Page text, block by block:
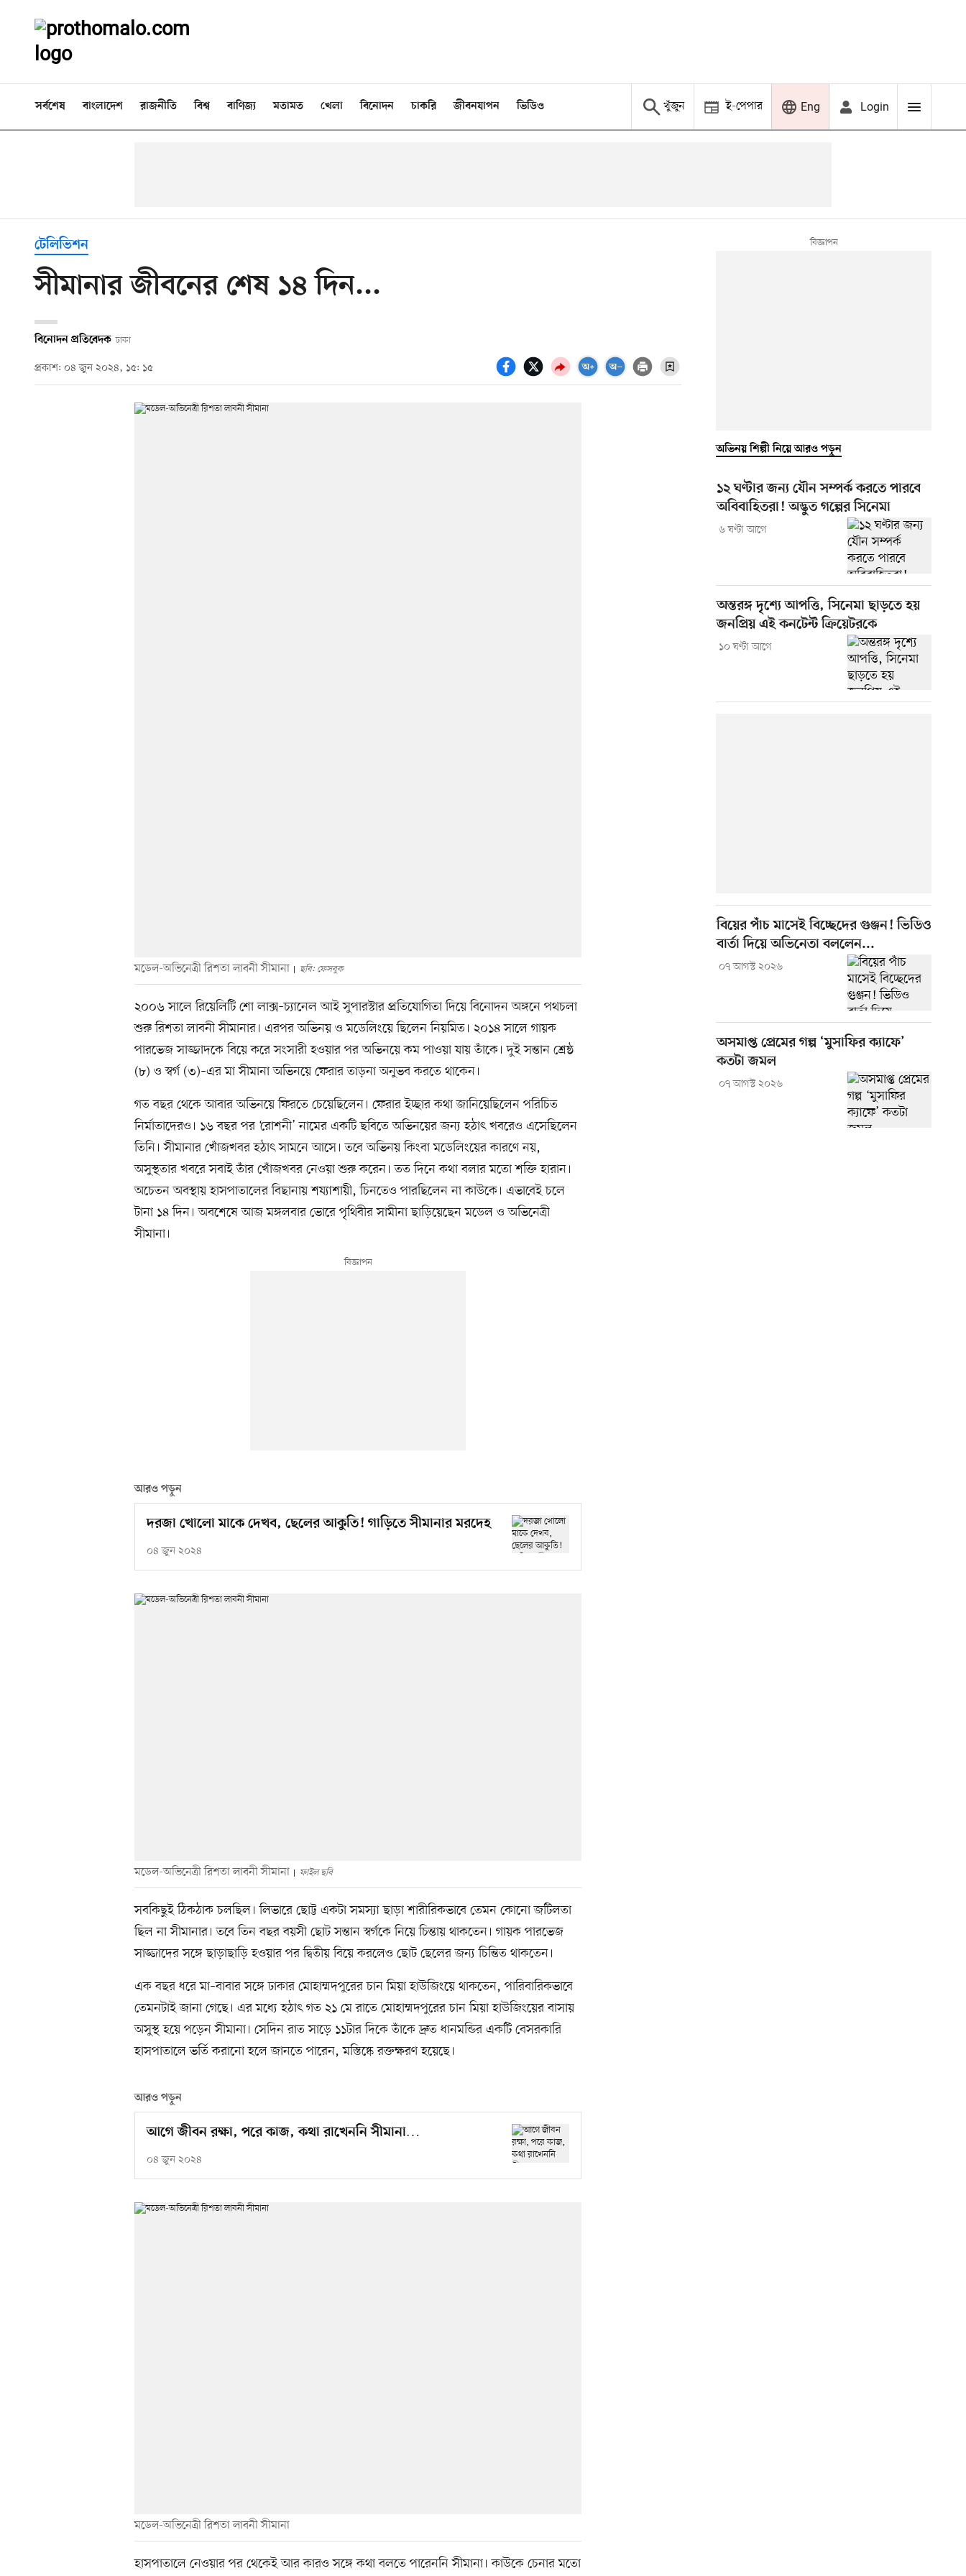
সর্বশেষ বাংলাদেশ রাজনীতি বিশ্ব বাণিজ্য মতামত খেলা বিনোদন চাকরি জীবনযাপন ভিডিও খুঁজুন ই-পেপার Eng Login
টেলিভিশন
সীমানার জীবনের শেষ ১৪ দিন...
বিনোদন প্রতিবেদক ঢাকা
প্রকাশ: ০৪ জুন ২০২৪, ১৫: ১৫
মডেল-অভিনেত্রী রিশতা লাবনী সীমানা ছবি: ফেসবুক
২০০৬ সালে রিয়েলিটি শো লাক্স–চ্যানেল আই সুপারস্টার প্রতিযোগিতা দিয়ে বিনোদন অঙ্গনে পথচলা
শুরু রিশতা লাবনী সীমানার। এরপর অভিনয় ও মডেলিংয়ে ছিলেন নিয়মিত। ২০১৪ সালে গায়ক
পারভেজ সাজ্জাদকে বিয়ে করে সংসারী হওয়ার পর অভিনয়ে কম পাওয়া যায় তাঁকে। দুই সন্তান শ্রেষ্ঠ
(৮) ও স্বর্গ (৩)–এর মা সীমানা অভিনয়ে ফেরার তাড়না অনুভব করতে থাকেন।
গত বছর থেকে আবার অভিনয়ে ফিরতে চেয়েছিলেন। ফেরার ইচ্ছার কথা জানিয়েছিলেন পরিচিত
নির্মাতাদেরও। ১৬ বছর পর ‘রোশনী’ নামের একটি ছবিতে অভিনয়ের জন্য হঠাৎ খবরেও এসেছিলেন
তিনি। সীমানার খোঁজখবর হঠাৎ সামনে আসে। তবে অভিনয় কিংবা মডেলিংয়ের কারণে নয়,
অসুস্থতার খবরে সবাই তাঁর খোঁজখবর নেওয়া শুরু করেন। তত দিনে কথা বলার মতো শক্তি হারান।
অচেতন অবস্থায় হাসপাতালের বিছানায় শয্যাশায়ী, চিনতেও পারছিলেন না কাউকে। এভাবেই চলে
টানা ১৪ দিন। অবশেষে আজ মঙ্গলবার ভোরে পৃথিবীর সামীনা ছাড়িয়েছেন মডেল ও অভিনেত্রী
সীমানা।
আরও পড়ুন
দরজা খোলো মাকে দেখব, ছেলের আকুতি! গাড়িতে সীমানার মরদেহ
০৪ জুন ২০২৪
মডেল-অভিনেত্রী রিশতা লাবনী সীমানা ফাইল ছবি
সবকিছুই ঠিকঠাক চলছিল। লিভারে ছোট্ট একটা সমস্যা ছাড়া শারীরিকভাবে তেমন কোনো জটিলতা
ছিল না সীমানার। তবে তিন বছর বয়সী ছোট সন্তান স্বর্গকে নিয়ে চিন্তায় থাকতেন। গায়ক পারভেজ
সাজ্জাদের সঙ্গে ছাড়াছাড়ি হওয়ার পর দ্বিতীয় বিয়ে করলেও ছোট ছেলের জন্য চিন্তিত থাকতেন।
এক বছর ধরে মা–বাবার সঙ্গে ঢাকার মোহাম্মদপুরের চান মিয়া হাউজিংয়ে থাকতেন, পারিবারিকভাবে
তেমনটাই জানা গেছে। এর মধ্যে হঠাৎ গত ২১ মে রাতে মোহাম্মদপুরের চান মিয়া হাউজিংয়ের বাসায়
অসুস্থ হয়ে পড়েন সীমানা। সেদিন রাত সাড়ে ১১টার দিকে তাঁকে দ্রুত ধানমন্ডির একটি বেসরকারি
হাসপাতালে ভর্তি করানো হলে জানতে পারেন, মস্তিষ্কে রক্তক্ষরণ হয়েছে।
আরও পড়ুন
আগে জীবন রক্ষা, পরে কাজ, কথা রাখেননি সীমানা…
০৪ জুন ২০২৪
মডেল-অভিনেত্রী রিশতা লাবনী সীমানা
হাসপাতালে নেওয়ার পর থেকেই আর কারও সঙ্গে কথা বলতে পারেননি সীমানা। কাউকে চেনার মতো
অভিনয় শিল্পী নিয়ে আরও পড়ুন
১২ ঘণ্টার জন্য যৌন সম্পর্ক করতে পারবে
অবিবাহিতরা! অদ্ভুত গল্পের সিনেমা
৬ ঘণ্টা আগে
অন্তরঙ্গ দৃশ্যে আপত্তি, সিনেমা ছাড়তে হয়
জনপ্রিয় এই কনটেন্ট ক্রিয়েটরকে
১০ ঘণ্টা আগে
বিয়ের পাঁচ মাসেই বিচ্ছেদের গুঞ্জন! ভিডিও
বার্তা দিয়ে অভিনেতা বললেন...
০৭ আগস্ট ২০২৬
অসমাপ্ত প্রেমের গল্প ‘মুসাফির ক্যাফে’
কতটা জমল
০৭ আগস্ট ২০২৬